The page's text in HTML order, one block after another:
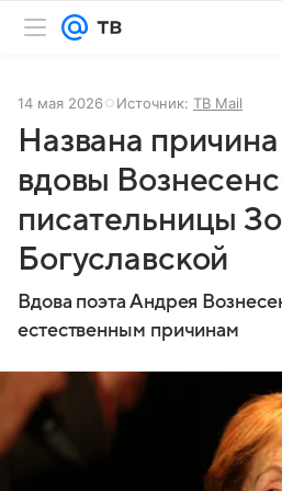
14 мая 2026 Источник: ТВ Mail
Названа
вдовы
писательницы
Богуславской
Вдова поэта Андрея
естественным причинам